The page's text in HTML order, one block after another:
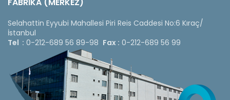
Selahattin Eyyubi Mahallesi Piri Reis Caddesi No:6 Kıraç/
İstanbul
Tel : 0-212-689 56 89-98 Fax : 0-212-689 56 99